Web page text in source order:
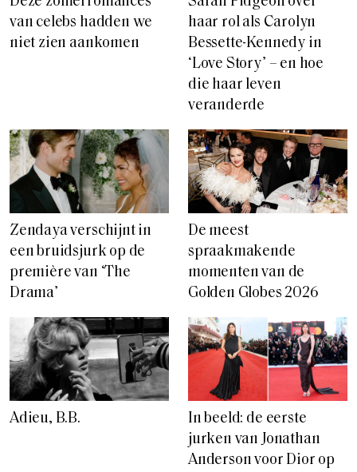
van celebs hadden we
niet zien aankomen
haar rol als Carolyn
Bessette-Kennedy in
‘Love Story’ – en hoe
die haar leven
veranderde
Zendaya verschijnt in
een bruidsjurk op de
première van ‘The
Drama’
De meest
spraakmakende
momenten van de
Golden Globes 2026
Adieu, B.B.
In beeld: de eerste
jurken van Jonathan
Anderson voor Dior op